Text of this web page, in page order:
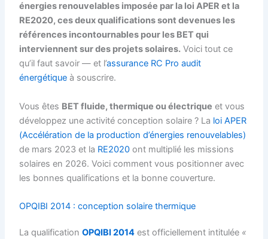
énergies renouvelables imposée par la loi APER et la
RE2020, ces deux qualifications sont devenues les
références incontournables pour les BET qui
interviennent sur des projets solaires. Voici tout ce
qu’il faut savoir — et l’assurance RC Pro audit
énergétique à souscrire.
Vous êtes BET fluide, thermique ou électrique et vous
développez une activité conception solaire ? La loi APER
(Accélération de la production d’énergies renouvelables)
de mars 2023 et la RE2020 ont multiplié les missions
solaires en 2026. Voici comment vous positionner avec
les bonnes qualifications et la bonne couverture.
OPQIBI 2014 : conception solaire thermique
La qualificationOPQIBI 2014 est officiellement intitulée «